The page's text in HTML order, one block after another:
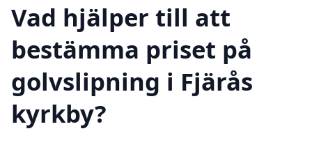
Vad hjälper till att
bestämma priset på
golvslipning i Fjärås
kyrkby?